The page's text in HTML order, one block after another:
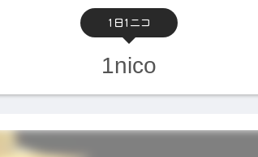
1日1ニコ
1nico